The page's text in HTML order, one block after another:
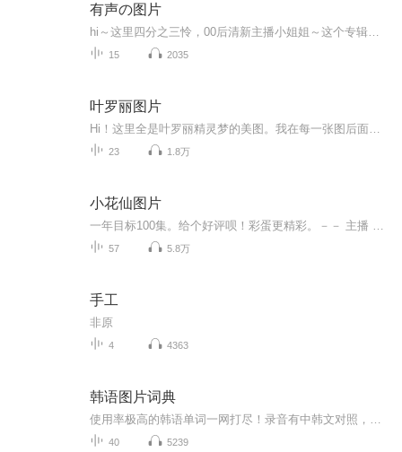
有声の图片
15 2035
叶罗丽图片
23 1.8万
小花仙图片
57 5.8万
手工
非原
4 4363
韩语图片词典
40 5239